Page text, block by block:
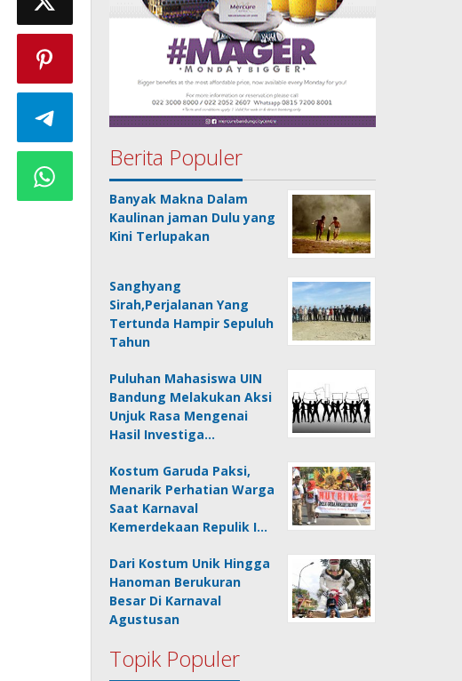
Berita Populer
Banyak Makna Dalam
Kaulinan jaman Dulu yang
Kini Terlupakan
Sanghyang
Sirah,Perjalanan Yang
Tertunda Hampir Sepuluh
Tahun
Puluhan Mahasiswa UIN
Bandung Melakukan Aksi
Unjuk Rasa Mengenai
Hasil Investiga…
Kostum Garuda Paksi,
Menarik Perhatian Warga
Saat Karnaval
Kemerdekaan Repulik I…
Dari Kostum Unik Hingga
Hanoman Berukuran
Besar Di Karnaval
Agustusan
Topik Populer